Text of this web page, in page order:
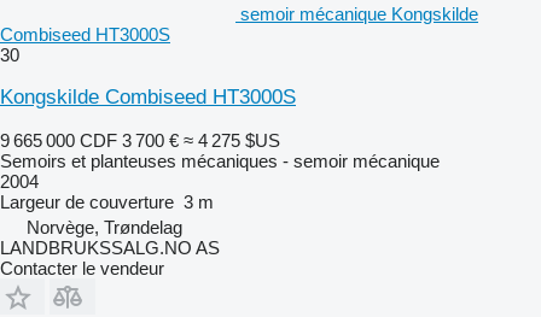
semoir mécanique Kongskilde
Combiseed HT3000S
30
Kongskilde Combiseed HT3000S
9 665 000 CDF 3 700 € ≈ 4 275 $US
Semoirs et planteuses mécaniques - semoir mécanique
2004
Largeur de couverture 3 m
Norvège, Trøndelag
LANDBRUKSSALG.NO AS
Contacter le vendeur